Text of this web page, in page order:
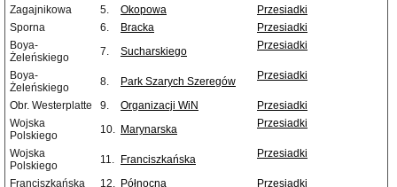
Zagajnikowa
5. Okopowa
Przesiadki
Sporna
6. Bracka
Przesiadki
Boya-
Żeleńskiego
7. Sucharskiego Przesiadki
Boya-
Żeleńskiego
8. Park Szarych Szeregów Przesiadki
Obr. Westerplatte 9. Organizacji WiN
Przesiadki
Wojska
Polskiego
10. Marynarska Przesiadki
Wojska
Polskiego
11. Franciszkańska Przesiadki
Franciszkańska 12. Północna
Przesiadki